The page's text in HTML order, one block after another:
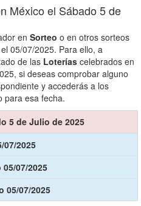
México el Sábado 5 de
en Sorteo o en otros sorteos
05/07/2025. Para ello, a
de las Loterías celebrados en
si deseas comprobar alguno
y accederás a los
para esa fecha.
5 de Julio de 2025
07/2025
07/2025
05/07/2025